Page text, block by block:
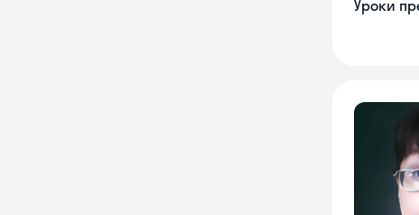
Уроки